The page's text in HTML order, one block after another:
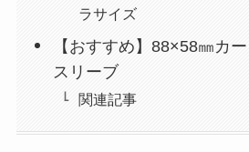
ラサイズ
【おすすめ】88×58㎜カ
スリーブ
関連記事